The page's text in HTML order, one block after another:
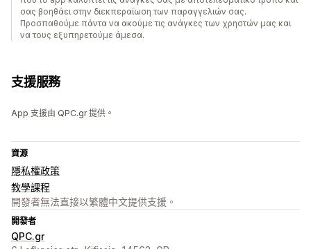
σας βοηθάει στην διεκπεραίωση των παραγγελιών σας.
Προσπαθούμε πάντα να ακούμε τις ανάγκες των χρηστών μας και
να τους εξυπηρετούμε άμεσα.
支援服務
App 支援由 QPC.gr 提供。
資源
隱私權政策
教學課程
開發者無法直接以繁體中文提供支援。
開發者
QPC.gr